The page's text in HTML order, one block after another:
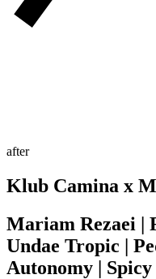
after
Klub Camina x
Mariam Rezaei |
Undae Tropic |
Autonomy |